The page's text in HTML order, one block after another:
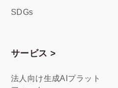
SDGs
サービス >
法人向け生成AIプラット